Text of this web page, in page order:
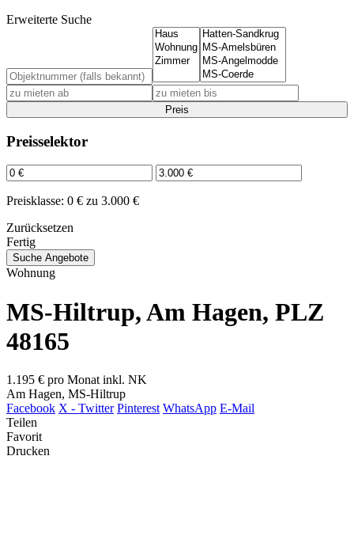
Erweiterte Suche
Preis
Preisselektor
Preisklasse: 0 € zu 3.000 €
Zurücksetzen
Fertig
Suche Angebote
Wohnung
MS-Hiltrup, Am Hagen, PLZ
48165
1.195 € pro Monat inkl. NK
Am Hagen, MS-Hiltrup
Facebook X - Twitter Pinterest WhatsApp E-Mail
Teilen
Favorit
Drucken